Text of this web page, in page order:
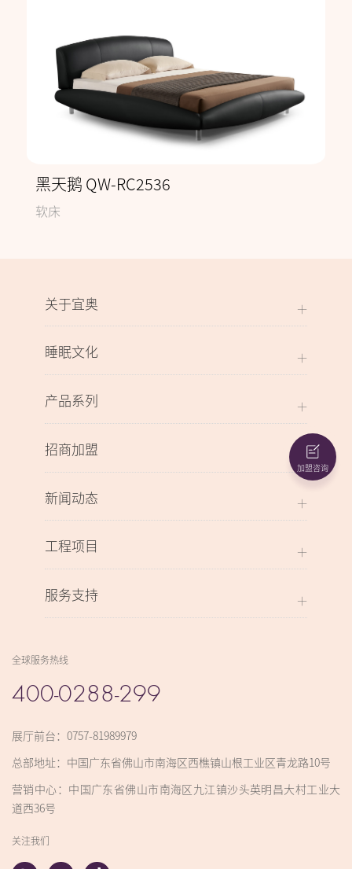
黑天鹅 QW-RC2536
软床
关于宜奥
睡眠文化
产品系列
招商加盟
新闻动态
工程项目
服务支持
全球服务热线
400-0288-299
展厅前台：0757-81989979
总部地址：中国广东省佛山市南海区西樵镇山根工业区青龙路10号
营销中心：中国广东省佛山市南海区九江镇沙头英明昌大村工业大
道西36号
关注我们
加盟咨询